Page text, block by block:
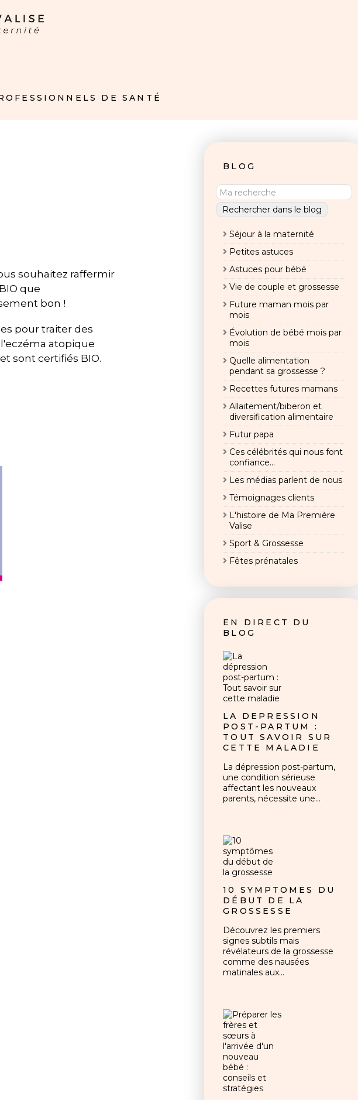
DE SANTÉ
souhaitez raffermir
que
bon !
pour traiter des
atopique
sont certifiés BIO.
BLOG
Séjour à la maternité
Petites astuces
Astuces pour bébé
Vie de couple et grossesse
Future maman mois par
mois
Évolution de bébé mois par
mois
Quelle alimentation
pendant sa grossesse ?
Recettes futures mamans
Allaitement/biberon et
diversification alimentaire
Futur papa
Ces célébrités qui nous font
confiance...
Les médias parlent de nous
Témoignages clients
L'histoire de Ma Première
Valise
Sport & Grossesse
Fêtes prénatales
EN DIRECT DU
BLOG
LA DÉPRESSION
POST-PARTUM :
TOUT SAVOIR SUR
CETTE MALADIE
La dépression post-partum,
une condition sérieuse
affectant les nouveaux
parents, nécessite une...
10 SYMPTÔMES DU
DÉBUT DE LA
GROSSESSE
Découvrez les premiers
signes subtils mais
révélateurs de la grossesse
comme des nausées
matinales aux...